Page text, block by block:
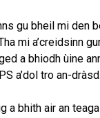
gu bheil mi den
mi a’creidsinn
a bhiodh ùine
a’dol tro an-dràsd.
a bhith air an